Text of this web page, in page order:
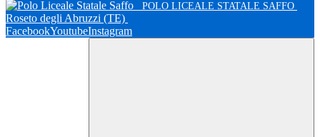
POLO LICEALE STATALE SAFFO
Roseto degli Abruzzi (TE)
FacebookYoutubeInstagram